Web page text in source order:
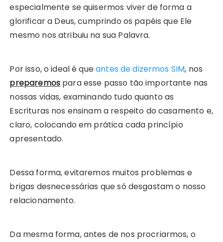
especialmente se quisermos viver de forma a
glorificar a Deus, cumprindo os papéis que Ele
mesmo nos atribuiu na sua Palavra.
Por isso, o ideal é queantes de dizermos SIM, nos
preparemospara esse passo tão importante nas
nossas vidas, examinando tudo quanto as
Escrituras nos ensinam a respeito do casamento e,
claro, colocando em prática cada princípio
apresentado.
Dessa forma, evitaremos muitos problemas e
brigas desnecessárias que só desgastam o nosso
relacionamento.
Da mesma forma, antes de nos procriarmos, o